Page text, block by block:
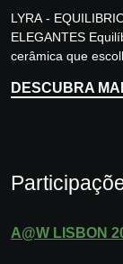
LYRA -
ELEGANTES
cerâmica que
DESCUBRA
A@W LISBON